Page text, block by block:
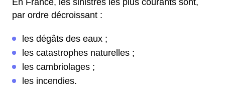
En France, les sinistres les plus courants sont,
par ordre décroissant :
les dégâts des eaux ;
les catastrophes naturelles ;
les cambriolages ;
les incendies.